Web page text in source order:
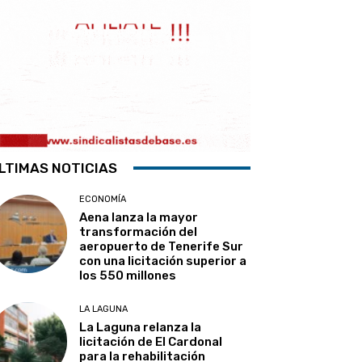
NOTICIAS
ECONOMÍA
Aena lanza la mayor
transformación del
aeropuerto de Tenerife Sur
con una licitación superior a
los 550 millones
LA LAGUNA
La Laguna relanza la
licitación de El Cardonal
para la rehabilitación